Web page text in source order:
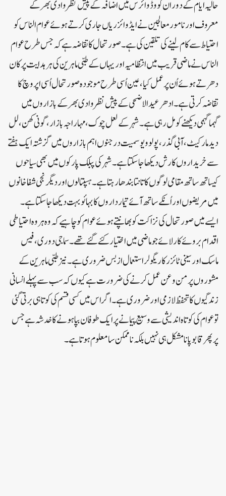
حالیہ ایام کے دوران کووڈ وائرس میں اضافہ کے پیش نظر وادی بھر کے
معروف اور نامور معالجین نے ایڈوائزریاں جاری کرتے ہوئے عوام الناس کو
احتیاط سے کام لینے کی تلقین کی ہے۔ صورتحال کا تقاضہ ہے کہ جس طرح عوام
الناس نے ماضی قریب میں انتظامیہ اور یہاں کے طبی ماہرین کی ہر ہدایت پر کان
دھرتے ہوئے اُن پر عمل کیا ، عین اُسی طرح موجودہ صورتحال اُسی اپروچ کا
تقاضہ کرتی ہے۔ادھر عید الاضحی کے پیش نظر وادی بھر کے بازاروں میں
گہماگہمی دیکھنے کو مل رہی ہے۔ شہر کے لعل چوک ، مہاراجہ بازار، گونی کھن، لل
دید مارکیٹ، آبی گذر، پولو ویو سمیت درجنوں اہم بازاروں میں گزشتہ ایک ہفتے
سے خریداروں کا رش دیکھا جاسکتا ہے۔ شہر کی پبلک پارکوں میں بھی سیاحوں
کیساتھ ساتھ مقامی لوگوں کا تانتا بندھا رہتا ہے۔ ہسپتالوں اور دیگر نجی شفا خانوں
میں مریضوں اور اُنکے ساتھ آئے تیمارداروں کا بہائو بہت دیکھا جاسکتا ہے۔
ایسے میں صورتحال کی نزاکت کو بھانپتے ہوئے عوام کو چاہیے کہ وہ ہر وہ احتیاطی
اقدام بروئے کار لائے جو ماضی میں اختیار کئے گئے تھے۔ سماجی دوری، فیس
ماسک اور سینی ٹائزر کا ریگولر استعمال از بس ضروری ہے۔ نیز طبی ماہرین کے
مشوروں پر من و عن عمل کرنے کی ضرورت ہے کیوں کہ سب سے پہلے انسانی
زندگیوں کا تحفظ لازمی اور ضروری ہے۔ اگر اس میں کسی قسم کی کوتاہی برتی گئی
تو عوام کی کوتاہ اندیشی سے وسیع پیمانے پر ایک طوفان بپا ہونے کا خدشہ ہے جس
پر پھر قابو پانا مشکل ہی نہیں بلکہ ناممکن سا معلوم ہوتا ہے۔